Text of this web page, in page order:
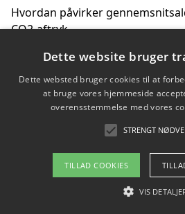
Hvordan påvirker
CO2-aftryk
Hvordan nyheder om CO2-
hverdag
Om / kontakt
Blog
Dette website bruger
Dette websted bruger cookies til at
at bruge vores hjemmeside
overensstemmelse med vores
STRENGT
TILLAD COOKIES
VIS